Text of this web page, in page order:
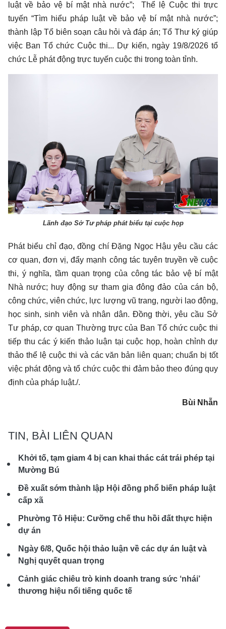
luật về bảo vệ bí mật nhà nước”; Thể lệ Cuộc thi trực
tuyến “Tìm hiểu pháp luật về bảo vệ bí mật nhà nước”;
thành lập Tổ biên soạn câu hỏi và đáp án; Tổ Thư ký giúp
việc Ban Tổ chức Cuộc thi... Dự kiến, ngày 19/8/2026 tổ
chức Lễ phát động trực tuyến cuộc thi trong toàn tỉnh.
Lãnh đạo Sở Tư pháp phát biểu tại cuộc họp
Phát biểu chỉ đạo, đồng chí Đặng Ngọc Hậu yêu cầu các
cơ quan, đơn vị, đẩy mạnh công tác tuyên truyền về cuộc
thi, ý nghĩa, tầm quan trọng của công tác bảo vệ bí mật
Nhà nước; huy động sự tham gia đông đảo của cán bộ,
công chức, viên chức, lực lượng vũ trang, người lao động,
học sinh, sinh viên và nhân dân. Đồng thời, yêu cầu Sở
Tư pháp, cơ quan Thường trực của Ban Tổ chức cuộc thi
tiếp thu các ý kiến thảo luận tại cuộc họp, hoàn chỉnh dự
thảo thể lệ cuộc thi và các văn bản liên quan; chuẩn bị tốt
việc phát động và tổ chức cuộc thi đảm bảo theo đúng quy
định của pháp luật./.
Bùi Nhẫn
TIN, BÀI LIÊN QUAN
Khởi tố, tạm giam 4 bị can khai thác cát trái phép tại
Mường Bú
Đề xuất sớm thành lập Hội đồng phổ biến pháp luật
cấp xã
Phường Tô Hiệu: Cưỡng chế thu hồi đất thực hiện
dự án
Ngày 6/8, Quốc hội thảo luận về các dự án luật và
Nghị quyết quan trọng
Cảnh giác chiêu trò kinh doanh trang sức ‘nhái’
thương hiệu nổi tiếng quốc tế